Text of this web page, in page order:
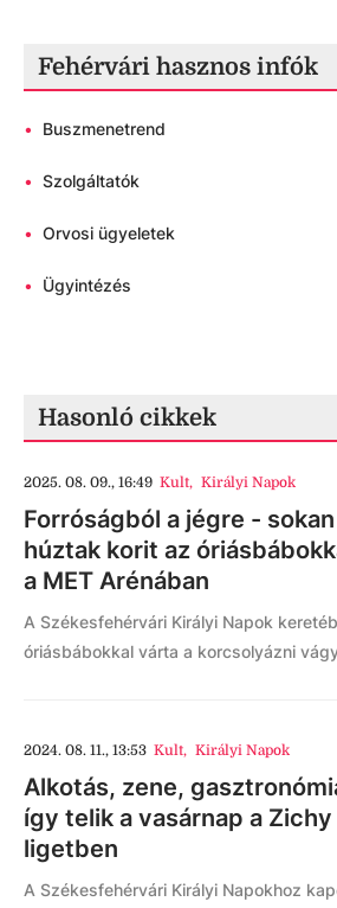
Fehérvári hasznos infók
• Buszmenetrend
• Szolgáltatók
• Orvosi ügyeletek
• Ügyintézés
Hasonló cikkek
2025. 08. 09., 16:49 Kult, Királyi Napok
Forróságból a jégre - sokan
húztak korit az
a MET Arénában
A Székesfehérvári Királyi Napok
óriásbábokkal várta a korcsolyázni
2024. 08. 11., 13:53 Kult, Királyi Napok
Alkotás, zene,
így telik a vasárnap a Zichy
ligetben
A Székesfehérvári Királyi Napokhoz